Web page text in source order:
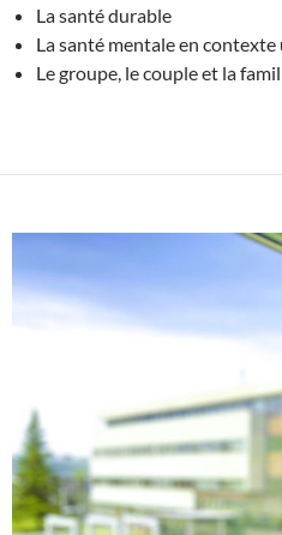
La santé durable
La santé mentale en
Le groupe, le couple et la